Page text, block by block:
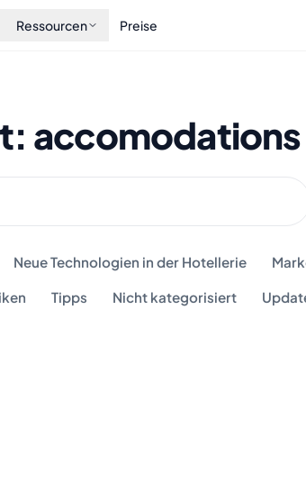
Ressourcen Preise
accomodations
Neue Technologien in der Hotellerie
Tipps Nicht kategorisiert